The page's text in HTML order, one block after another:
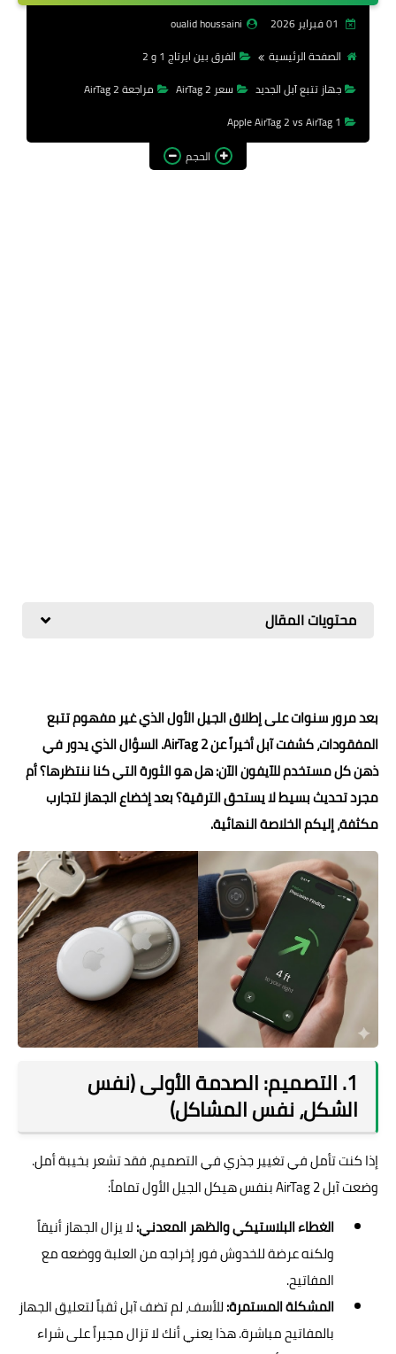
الشروحات
الويندوز
تقنيات
oualid houssaini
الصفحة الرئيسية
الفرق بين ايرتاج 1 و 2
جهاز تتبع آبل الجديد
سعر AirTag 2
مراجعة AirTag 2
Apple AirTag 2 vs AirTag 1
الحجم
محتويات المقال
بعد مرور سنوات على إطلاق الجيل الأول الذي غير مفهوم تتبع
المفقودات، كشفت آبل أخيراً عن AirTag 2. السؤال الذي يدور في
ذهن كل مستخدم للآيفون الآن: هل هو الثورة التي كنا ننتظرها؟ أم
مجرد تحديث بسيط لا يستحق الترقية؟ بعد إخضاع الجهاز لتجارب
مكثفة، إليكم الخلاصة النهائية.
1. التصميم: الصدمة الأولى (نفس
الشكل، نفس المشاكل)
إذا كنت تأمل في تغيير جذري في التصميم، فقد تشعر بخيبة أمل.
وضعت آبل AirTag 2 بنفس هيكل الجيل الأول تماماً:
الغطاء البلاستيكي والظهر المعدني:لا يزال الجهاز أنيقاً
ولكنه عرضة للخدوش فور إخراجه من العلبة ووضعه مع
المفاتيح.
المشكلة المستمرة:للأسف، لم تضف آبل ثقباً لتعليق الجهاز
بالمفاتيح مباشرة. هذا يعني أنك لا تزال مجبراً على شراء